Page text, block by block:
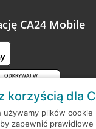
CA24 Mobile
korzyścią dla
używamy plików
zapewnić prawidłowe